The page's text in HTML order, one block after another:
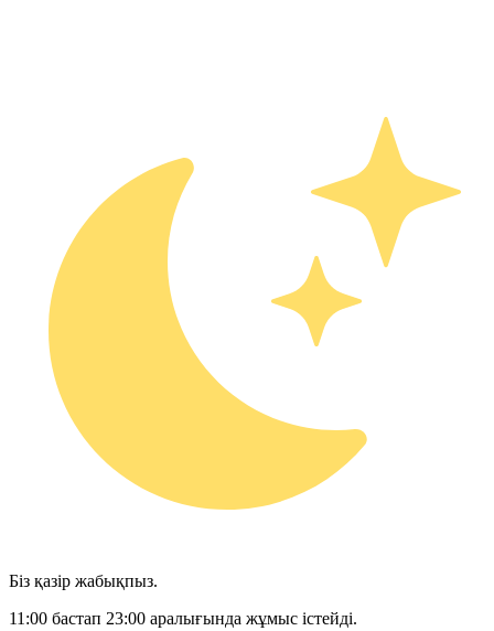
Біз қазір жабықпыз.
11:00 бастап 23:00 аралығында жұмыс істейді.